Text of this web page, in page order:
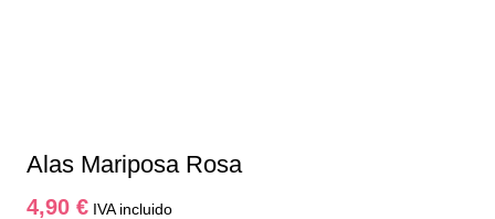
Alas Mariposa Rosa
4,90 € IVA incluido